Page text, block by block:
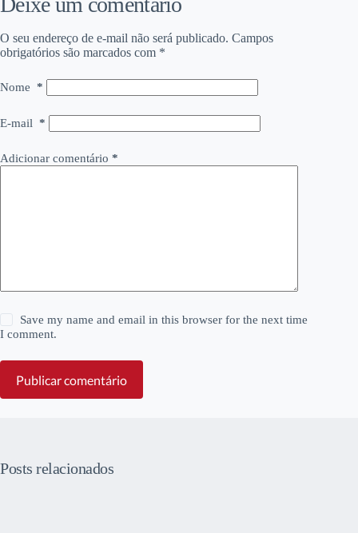
O seu endereço de e-mail não será publicado. Campos
obrigatórios são marcados com *
Nome *
E-mail *
Adicionar comentário *
Save my name and email in this browser for the next time
I comment.
Publicar comentário
Posts relacionados